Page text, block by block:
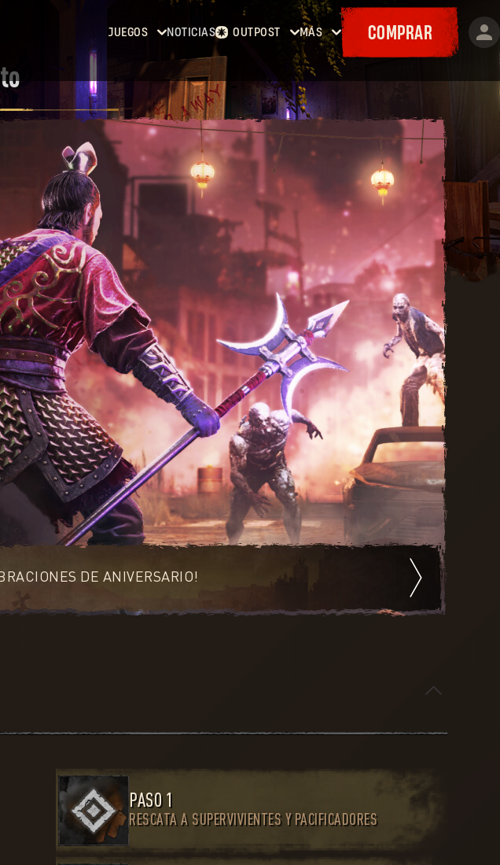
JUEGOS
Dying
Light
Dying
Light 2:
Human
Dying
Light: The
NOTICIAS OUTPOST
Inicio
Contratos
Armería
Cupones
MÁS
Eventos
Cositas
Mapas
COMPRAR
DE ANIVERSARIO!
PASO 1
RESCATA A SUPERVIVIENTES Y PACIFICADORES